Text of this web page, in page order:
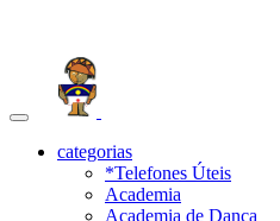
Toggle
navigationcategorias
*Telefones Úteis
Academia
Academia de Dança